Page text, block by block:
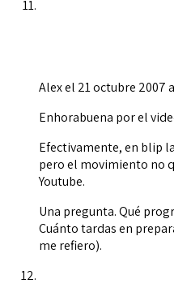
Alexel 21 octubre 2007
Enhorabuena por el
Efectivamente, en blip
pero el movimiento no
Youtube.
Una pregunta. Qué
Cuánto tardas en
me refiero).